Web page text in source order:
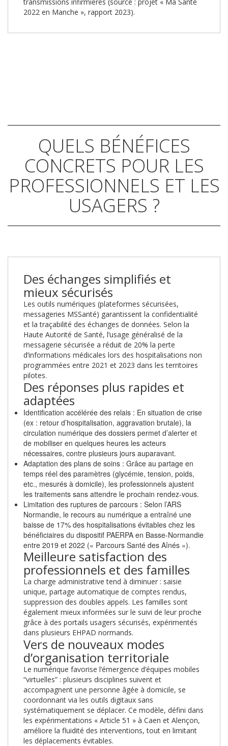
2022 en Manche », rapport 2023).
QUELS BÉNÉFICES
CONCRETS POUR LES
PROFESSIONNELS ET LES
USAGERS ?
Des échanges simplifiés et
mieux sécurisés
Les outils numériques (plateformes sécurisées,
messageries MSSanté) garantissent la confidentialité
et la traçabilité des échanges de données. Selon la
Haute Autorité de Santé, l’usage généralisé de la
messagerie sécurisée a réduit de 20% la perte
d’informations médicales lors des hospitalisations non
programmées entre 2021 et 2023 dans les territoires
pilotes.
Des réponses plus rapides et
adaptées
Identification accélérée des relais : En situation de crise
(ex : retour d’hospitalisation, aggravation brutale), la
circulation numérique des dossiers permet d’alerter et
de mobiliser en quelques heures les acteurs
nécessaires, contre plusieurs jours auparavant.
Adaptation des plans de soins : Grâce au partage en
temps réel des paramètres (glycémie, tension, poids,
etc., mesurés à domicile), les professionnels ajustent
les traitements sans attendre le prochain rendez-vous.
Limitation des ruptures de parcours : Selon l’ARS
Normandie, le recours au numérique a entraîné une
baisse de 17% des hospitalisations évitables chez les
bénéficiaires du dispositif PAERPA en Basse-Normandie
entre 2019 et 2022 (« Parcours Santé des Aînés »).
Meilleure satisfaction des
professionnels et des familles
La charge administrative tend à diminuer : saisie
unique, partage automatique de comptes rendus,
suppression des doubles appels. Les familles sont
également mieux informées sur le suivi de leur proche
grâce à des portails usagers sécurisés, expérimentés
dans plusieurs EHPAD normands.
Vers de nouveaux modes
d’organisation territoriale
Le numérique favorise l’émergence d’équipes mobiles
“virtuelles” : plusieurs disciplines suivent et
accompagnent une personne âgée à domicile, se
coordonnant via les outils digitaux sans
systématiquement se déplacer. Ce modèle, défini dans
les expérimentations « Article 51 » à Caen et Alençon,
améliore la fluidité des interventions, tout en limitant
les déplacements évitables.